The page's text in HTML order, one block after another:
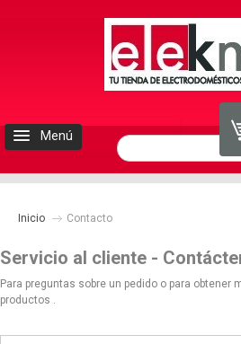
Menú
INICIO
ELEKMA
ELECTRODOMESTICOS
Inicio Contacto
Servicio al cliente -
Para preguntas sobre un pedido o para
productos .